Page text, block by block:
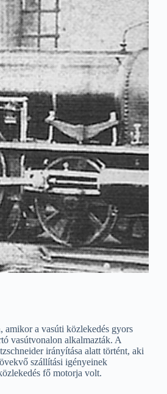
amikor a vasúti közlekedés gyors
vasútvonalon alkalmazták. A
irányítása alatt történt, aki
szállítási igényeinek
fő motorja volt.